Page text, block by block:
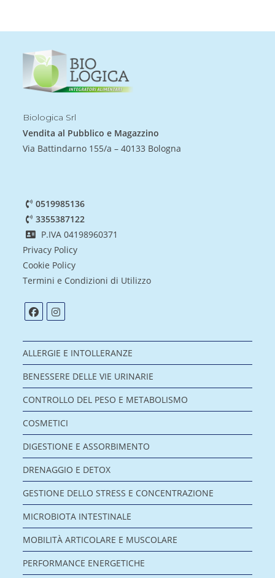
Biologica Srl
Vendita al Pubblico e Magazzino
Via Battindarno 155/a – 40133 Bologna
0519985136
3355387122
P.IVA 04198960371
Privacy Policy
Cookie Policy
Termini e Condizioni di Utilizzo
ALLERGIE E INTOLLERANZE
BENESSERE DELLE VIE URINARIE
CONTROLLO DEL PESO E METABOLISMO
COSMETICI
DIGESTIONE E ASSORBIMENTO
DRENAGGIO E DETOX
GESTIONE DELLO STRESS E CONCENTRAZIONE
MICROBIOTA INTESTINALE
MOBILITÀ ARTICOLARE E MUSCOLARE
PERFORMANCE ENERGETICHE